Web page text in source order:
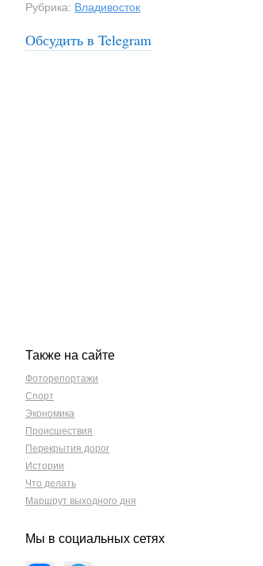
Рубрика: Владивосток
Обсудить в Telegram
Также на сайте
Фоторепортажи
Спорт
Экономика
Происшествия
Перекрытия дорог
Истории
Что делать
Маршрут выходного дня
Мы в социальных сетях